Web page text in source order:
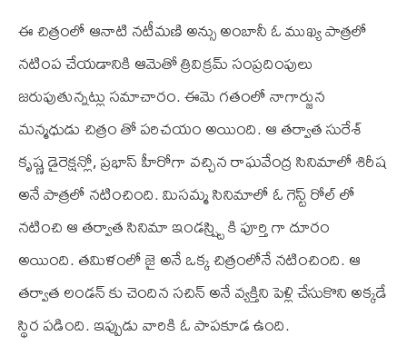
ఈ చిత్రంలో ఆనాటి నటీమణి అన్సు అంబానీ ఓ ముఖ్య పాత్రలో
నటింప చేయడానికి ఆమెతో త్రివిక్రమ్ సంప్రదింపులు
జరుపుతున్నట్లు సమాచారం. ఈమె గతంలో నాగార్జున
మన్మధుడు చిత్రం తో పరిచయం అయింది. ఆ తర్వాత సురేశ్
కృష్ణ డైరెక్షన్లో, ప్రభాస్ హీరోగా వచ్చిన రాఘవేంద్ర సినిమాలో శిరీష
అనే పాత్రలో నటించింది. మిసమ్మ సినిమాలో ఓ గెస్ట్ రోల్ లో
నటించి ఆ తర్వాత సినిమా ఇండస్ష్ట్రి కి పూర్తి గా దూరం
అయింది. తమిళంలో జై అనే ఒక్క చిత్రంలోనే నటించింది. ఆ
తర్వాత లండన్ కు చెందిన సచిన్ అనే వ్యక్తిని పెళ్లి చేసుకొని అక్కడే
స్థిర పడింది. ఇప్పుడు వారికి ఓ పాపకూడ ఉంది.